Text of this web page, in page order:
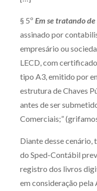
§ 5º Em se tratando
assinado por
empresário ou
LECD, com
tipo A3, emitido por
estrutura de Chaves
antes de ser
Comerciais;”
Diante desse cenário,
do Sped-Contábil
registro dos livros
em consideração